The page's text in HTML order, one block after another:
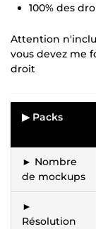
100% des
Attention
vous devez me
droit
▶ Packs
► Nombre
de mockups
►
Résolution